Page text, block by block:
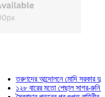
তরুণদের আন্দোলনে মোদি সরকার দুর্বল
১২৮ বারের মতো পেছাল সাগর-রুনি হত্যা